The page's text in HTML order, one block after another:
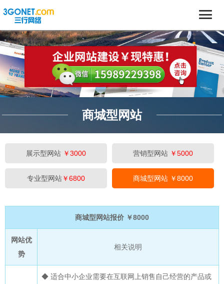
商城型网站
展示型网站 ￥3000 营销型网站 ￥5000
专业型网站￥6800 商城型网站 ￥8000
商城型网站报价 ￥8000
网站优
势
相关说明
◆ 适合中小企业需要在互联网上销售自己经营的产品或